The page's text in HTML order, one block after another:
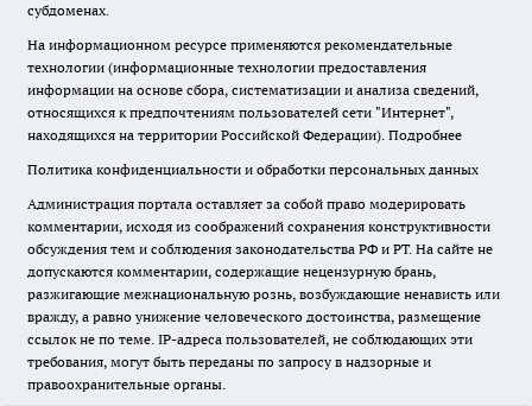
субдоменах.
На информационном ресурсе применяются рекомендательные
технологии (информационные технологии предоставления
информации на основе сбора, систематизации и анализа сведений,
относящихся к предпочтениям пользователей сети "Интернет",
находящихся на территории Российской Федерации). Подробнее
Политика конфиденциальности и обработки персональных данных
Администрация портала оставляет за собой право модерировать
комментарии, исходя из соображений сохранения конструктивности
обсуждения тем и соблюдения законодательства РФ и РТ. На сайте не
допускаются комментарии, содержащие нецензурную брань,
разжигающие межнациональную рознь, возбуждающие ненависть или
вражду, а равно унижение человеческого достоинства, размещение
ссылок не по теме. IP-адреса пользователей, не соблюдающих эти
требования, могут быть переданы по запросу в надзорные и
правоохранительные органы.